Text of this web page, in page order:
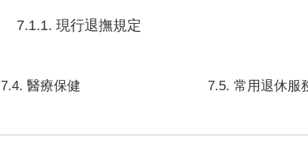
7.1.1. 現行退撫規定
7.4. 醫療保健 7.5. 常用退休服